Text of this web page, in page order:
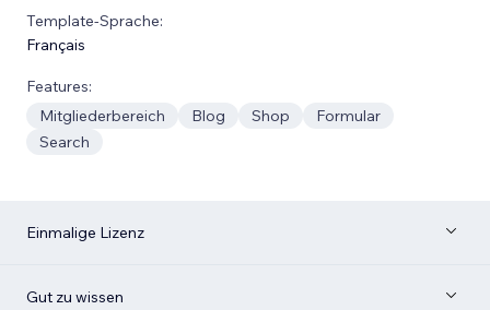
Template-Sprache:
Français
Features:
Mitgliederbereich
Blog Shop
Formular
Search
Einmalige Lizenz
Gut zu wissen